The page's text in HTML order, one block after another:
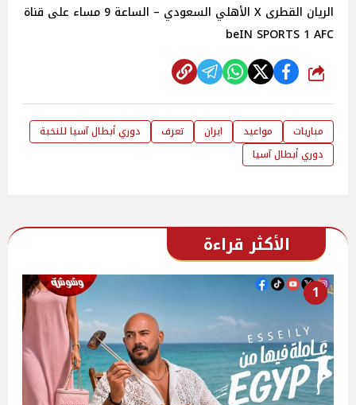
الريان القطرى X الأهلي السعودي – الساعة 9 مساء على قناة
beIN SPORTS 1 AFC
شارك
مباريات مواعيد ايران تعرف
دوري أبطال آسيا للنخبة
دوري أبطال آسيا
الأكثر قراءة
1